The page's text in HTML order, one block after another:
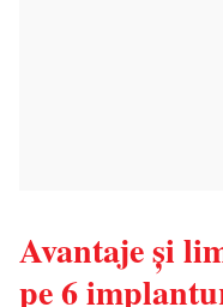
Avantaje și
pe 6